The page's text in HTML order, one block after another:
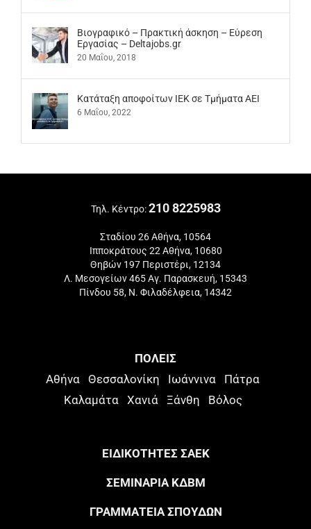
Βιογραφικό – Πρακτική άσκηση – Εύρεση
Εργασίας – Deltajobs.gr
20 Μαΐου, 2018
Kατάταξη αποφοίτων ΙΕΚ σε Τμήματα ΑΕΙ
6 Μαΐου, 2022
Τηλ. Κέντρο:210 8225983
Σταδίου 26 Αθήνα, 10564
Ιπποκράτους 22 Αθήνα, 10680
Θηβών 197 Περιστέρι, 12134
Λ. Μεσογείων 465 Αγ. Παρασκευή, 15343
Πίνδου 58, Ν. Φιλαδέλφεια, 14342
ΠΟΛΕΙΣ
Αθήνα Θεσσαλονίκη Ιωάννινα
Πάτρα
Καλαμάτα
Χανιά Ξάνθη Βόλος
ΕΙΔΙΚΟΤΗΤΕΣ ΣΑΕΚ
ΣΕΜΙΝΑΡΙΑ ΚΔΒΜ
ΓΡΑΜΜΑΤΕΙΑ ΣΠΟΥΔΩΝ